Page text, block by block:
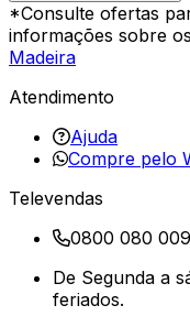
*Consulte ofertas
informações sobre
Madeira
Atendimento
Ajuda
Compre pelo
Televendas
0800 080
De Segunda a
feriados.